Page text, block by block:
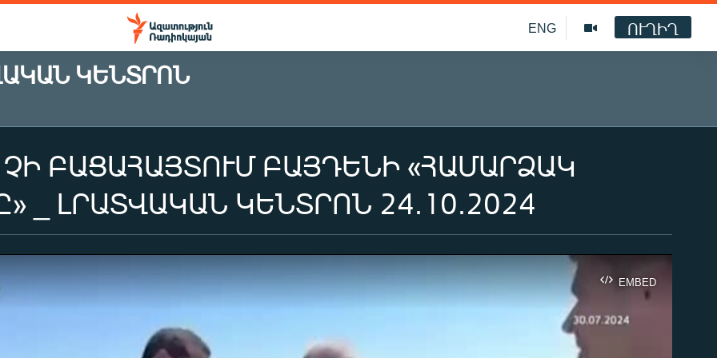
ENG ՈՒՂԻՂ
ԿԵՆՏՐՈՆ
ԲԱՑԱՀԱՅՏՈՒՄ ԲԱՅԴԵՆԻ «ՀԱՄԱՐՁԱԿ
_ ԼՐԱՏՎԱԿԱՆ ԿԵՆՏՐՈՆ 24.10.2024
EMBED